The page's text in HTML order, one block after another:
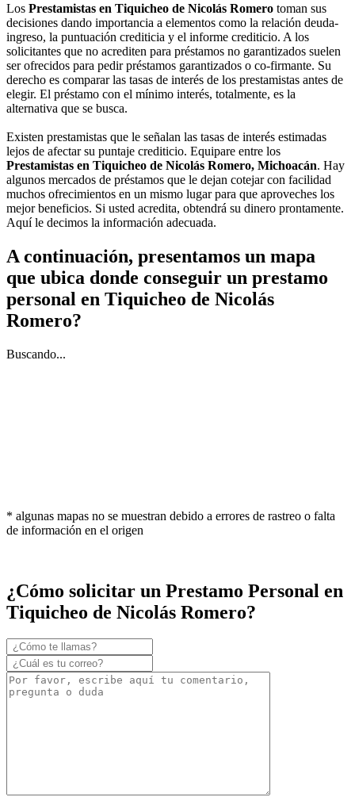
Los Prestamistas en Tiquicheo de Nicolás Romero toman sus
decisiones dando importancia a elementos como la relación deuda-
ingreso, la puntuación crediticia y el informe crediticio. A los
solicitantes que no acrediten para préstamos no garantizados suelen
ser ofrecidos para pedir préstamos garantizados o co-firmante. Su
derecho es comparar las tasas de interés de los prestamistas antes de
elegir. El préstamo con el mínimo interés, totalmente, es la
alternativa que se busca.
Existen prestamistas que le señalan las tasas de interés estimadas
lejos de afectar su puntaje crediticio. Equipare entre los
Prestamistas en Tiquicheo de Nicolás Romero, Michoacán. Hay
algunos mercados de préstamos que le dejan cotejar con facilidad
muchos ofrecimientos en un mismo lugar para que aproveches los
mejor beneficios. Si usted acredita, obtendrá su dinero prontamente.
Aquí le decimos la información adecuada.
A continuación, presentamos un mapa
que ubica donde conseguir un prestamo
personal en Tiquicheo de Nicolás
Romero?
Buscando...
* algunas mapas no se muestran debido a errores de rastreo o falta
de información en el origen
¿Cómo solicitar un Prestamo Personal en
Tiquicheo de Nicolás Romero?